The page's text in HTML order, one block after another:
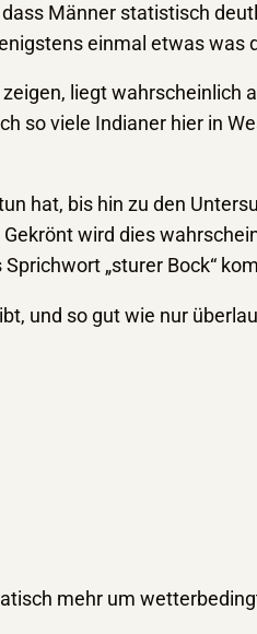
Männer statistisch
einmal etwas was
liegt wahrscheinlich
so viele Indianer hier in
hat, bis hin zu den
wird dies
„sturer Bock“
und so gut wie nur
mehr um